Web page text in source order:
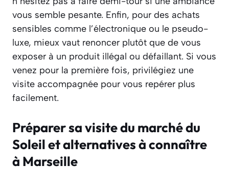
vous semble pesante. Enfin, pour des achats
sensibles comme l’électronique ou le pseudo-
luxe, mieux vaut renoncer plutôt que de vous
exposer à un produit illégal ou défaillant. Si vous
venez pour la première fois, privilégiez une
visite accompagnée pour vous repérer plus
facilement.
Préparer sa visite du marché du
Soleil et alternatives à connaître
à Marseille